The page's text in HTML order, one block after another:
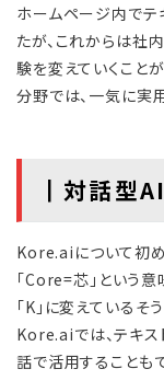
ホームページ内でテ
たが、これからは社
験を変えていくこと
分野では、一気に実
┃対話型
Kore.aiについて初
「Core=芯」という意
「K」に変えているそう
Kore.aiでは、テキス
話で活用することも